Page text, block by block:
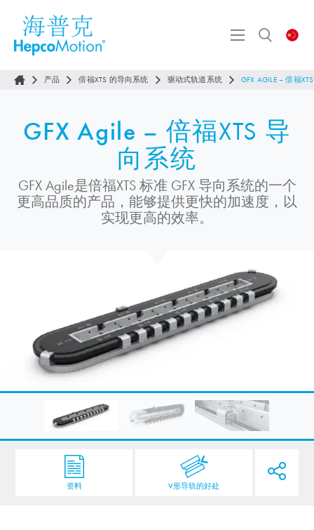
产品 倍福XTS 的导向系统 驱动式轨道系统 GFX AGILE – 倍福
GFX Agile – 倍福XTS 导
向系统
GFX Agile是倍福XTS 标准 GFX 导向系统的一个
更高品质的产品，能够提供更快的加速度，以
实现更高的效率。
资料 V形导轨的好处